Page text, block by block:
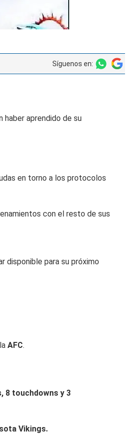
Síguenos en:
haber aprendido de su
en torno a los protocolos
con el resto de sus
disponible para su próximo
AFC.
8 touchdowns y 3
Vikings.